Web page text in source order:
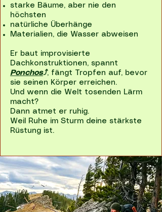
starke Bäume, aber nie den
höchsten
natürliche Überhänge
Materialien, die Wasser abweisen
Er baut improvisierte
Dachkonstruktionen, spannt
Ponchos⤴, fängt Tropfen auf, bevor
sie seinen Körper erreichen.
Und wenn die Welt tosenden Lärm
macht?
Dann atmet er ruhig.
Weil Ruhe im Sturm deine stärkste
Rüstung ist.